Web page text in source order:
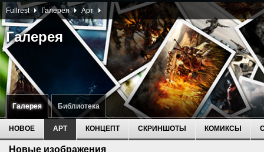
Галерея Библиотека
Галерея
Fullrest Галерея Арт
НОВОЕ АРТ КОНЦЕПТ СКРИНШОТЫ КОМИКСЫ
Новые изображения